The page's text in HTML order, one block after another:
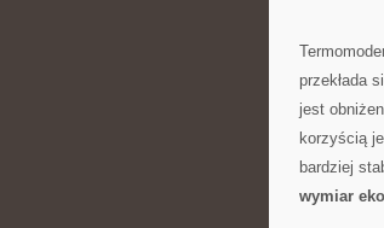
‌przekłada
jest
korzyścią
bardziej
wymiar